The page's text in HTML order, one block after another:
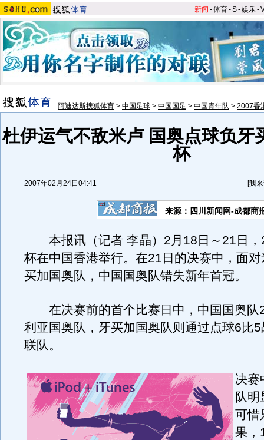
新闻 -体育-S-娱乐-
阿迪达斯搜狐体育 > 中国足球 > 中国国足 > 中国青年队 > 2007香
杜伊运气不敌米卢 国奥点球负牙
杯
2007年02月24日04:41 [我
来源：四川新闻网-成都商
本报讯（记者 李晶）2月18日～21日，
杯在中国香港举行。在21日的决赛中，面
买加国奥队，中国国奥队错失新年首冠。
在决赛前的首个比赛日中，中国国奥队
利亚国奥队，牙买加国奥队则通过点球6比
联队。
决赛
队
可惜
果，